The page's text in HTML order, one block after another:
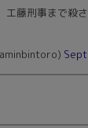
工藤刑事まで殺